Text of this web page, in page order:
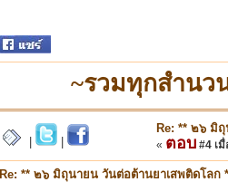
~รวมทุกสำนว
Re: ** ๒๖ มิ
« ตอบ #4 เมื่
Re: ** ๒๖ มิถุนายน วันต่อต้านยาเสพติดโลก